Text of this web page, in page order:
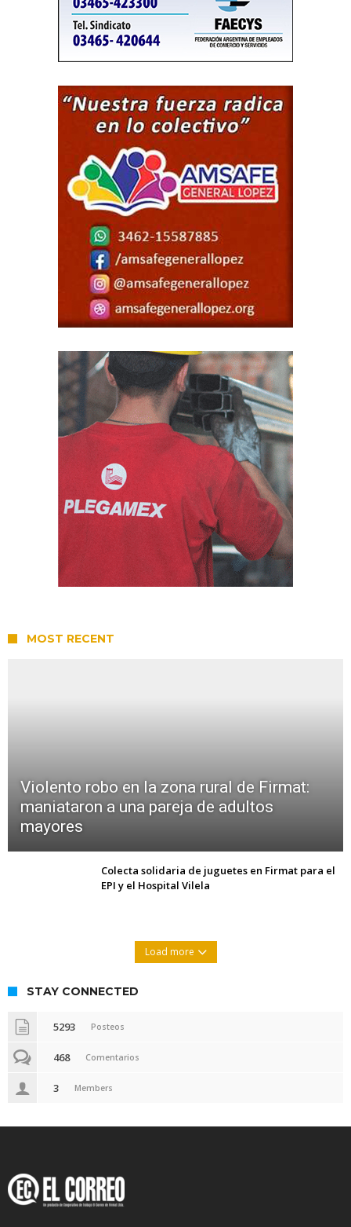
MOST RECENT
Violento robo en la zona rural de Firmat:
maniataron a una pareja de adultos
mayores
Colecta solidaria de juguetes en Firmat para el
EPI y el Hospital Vilela
Load more
STAY CONNECTED
5293 Posteos
468 Comentarios
3 Members